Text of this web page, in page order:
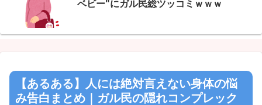
ベビー"にガル民総ツッコミｗｗｗ
【あるある】人には絶対言えない身体の悩
み告白まとめ｜ガル民の隠れコンプレック